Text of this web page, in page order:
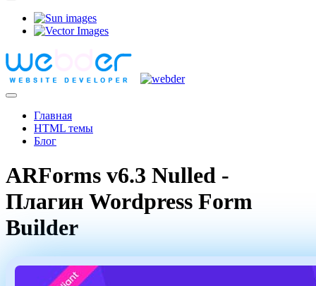
Главная
HTML темы
Блог
ARForms v6.3 Nulled -
Плагин Wordpress Form
Builder